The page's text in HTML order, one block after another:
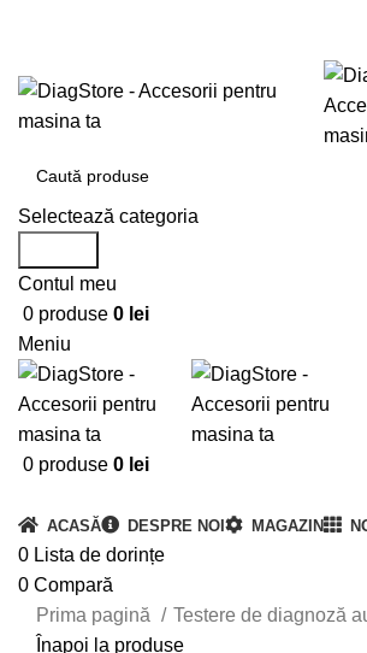
Selectează categoria
Contul meu
0 produse 0 lei
Meniu
0 produse 0 lei
ACASĂ DESPRE NOI MAGAZIN
0 Lista de dorințe
0 Compară
Prima pagină
Testere de diagnoză
Înapoi la produse